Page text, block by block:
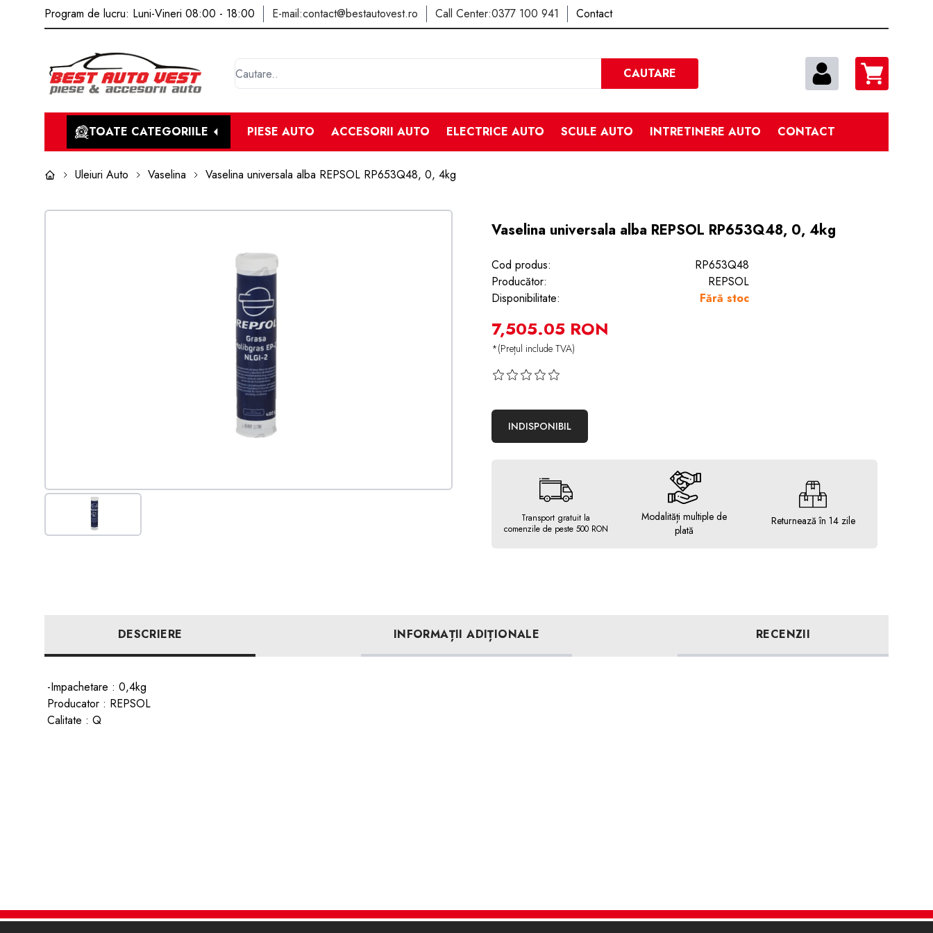
Program de lucru: Luni-Vineri 08:00 - 18:00 E-mail:contact@bestautovest.ro Call Center:0377 100 941 Contact
Cautare
CAUTARE
TOATE CATEGORIILE PIESE AUTO ACCESORII AUTO ELECTRICE AUTO SCULE AUTO INTRETINERE AUTO CONTACT
Uleiuri Auto Vaselina Vaselina universala alba REPSOL RP653Q48, 0, 4kg
Vaselina universala alba REPSOL RP653Q48, 0, 4kg
Cod produs:
RP653Q48
Producător:
REPSOL
Disponibilitate:
Fără stoc
7,505.05 RON
*(Prețul include TVA)
INDISPONIBIL
Transport gratuit la
comenzile de peste 500 RON
Modalități multiple de
plată
Returnează în 14 zile
DESCRIERE INFORMAȚII ADIȚIONALE RECENZII
-Impachetare : 0,4kg
Producator : REPSOL
Calitate : Q